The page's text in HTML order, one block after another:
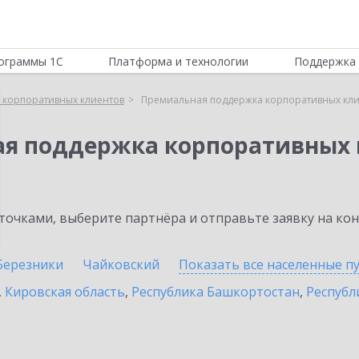
1С Платформа и технологии Поддержка
клиентов Премиальная поддержка корпоративных
поддержка корпоративных
выберите партнёра и отправьте заявку на
Чайковский Показать все населенные
, Кировская область, Республика Башкортостан,